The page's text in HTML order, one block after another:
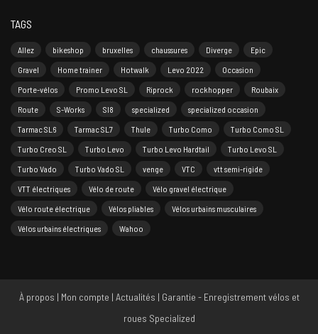
TAGS
Allez bikeshop bruxelles chaussures Diverge
Epic
Gravel
Home trainer Hotwalk Levo 2022
Occasion
Porte-vélos
Promo Levo SL Riprock rockhopper
Roubaix
Route
S-Works Sl8 specialized
specialized occasion
Tarmac SL6
Tarmac SL7 Thule Turbo Como
Turbo Como SL
Turbo Creo SL
Turbo Levo Turbo Levo Hardtail
Turbo Levo SL
Turbo Vado
Turbo Vado SL venge VTC
vtt semi-rigide
VTT électriques
Vélo de route
Vélo gravel électrique
Vélo route électrique
Vélos pliables
Vélos urbains musculaires
Vélos urbains électriques
Wahoo
À propos | Mon compte | Actualités | Garantie - Enregistrement vélos et
roues Specialized